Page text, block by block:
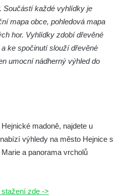
k vyhlídce
stěnách
v Broumovských
Součástí každé vyhlídky je
mapa obce, pohledová mapa
hor. Vyhlídky zdobí dřevěné
ke spočinutí slouží dřevěné
umocní nádherný výhled do
madoně, najdete u
výhledy na město Hejnice s
a panorama vrcholů
zde ->